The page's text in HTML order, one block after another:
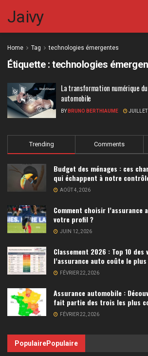
Jaivy
Home Tag technologies émergentes
Étiquette :technologies
La transformation numérique
automobile
BY BRUNO BERTHIAUME
Trending Comments
Budget des ménages : ces
qui échappent à notre
AOÛT 4, 2026
Comment choisir l’assurance
votre profil ?
JUIN 12, 2026
Classement 2026 : Top 10
l’assurance auto coûte le
FÉVRIER 22, 2026
Assurance automobile :
fait partie des trois les plus
FÉVRIER 22, 2026
PopulairePopulaire